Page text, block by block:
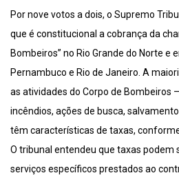
Por nove votos a dois, o Supremo
que é constitucional a cobrança da
Bombeiros” no Rio Grande do Norte e
Pernambuco e Rio de Janeiro. A
as atividades do Corpo de Bombeiros
incêndios, ações de busca,
têm características de taxas,
O tribunal entendeu que taxas podem
serviços específicos prestados ao